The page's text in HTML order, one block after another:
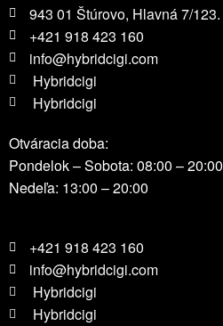
943 01 Štúrovo, Hlavná 7/123.
+421 918 423 160
info@hybridcigi.com
Hybridcigi
Hybridcigi
Otváracia doba:
Pondelok – Sobota: 08:00 – 20:00
Nedeľa: 13:00 – 20:00
+421 918 423 160
info@hybridcigi.com
Hybridcigi
Hybridcigi